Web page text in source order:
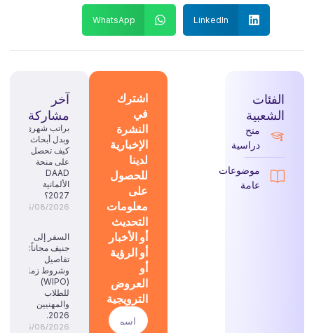
LinkedIn
WhatsApp
الفئات
الشعبية
منح
دراسية
موضوعات
عامة
اشترك
في
النشرة
الإخبارية
لدينا
للحصول
على
معلومات
التحديث
أو الأخبار
أو الرؤية
أو
العروض
الترويجية
آخر
مشاركة
براتب شهري
وبدل أبحاث:
كيف تحصل
على منحة
DAAD
الألمانية
2027؟
05/08/2026
السفر إلى
جنيف مجاناً:
تفاصيل
وشروط زمالة
(WIPO)
للطلاب
والمهنيين
2026.
05/08/2026